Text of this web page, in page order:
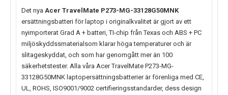
Det nya Acer TravelMate P273-MG-33128G50MNK
ersättningsbatteri för laptop i originalkvalitet är gjort av ett
nyimporterat Grad A + batteri, TI-chip från Texas och ABS + PC
miljöskyddssmaterialsom klarar höga temperaturer och är
slitageskyddat, och som har genomgått mer än 100
säkerhetstester. Alla våra Acer TravelMate P273-MG-
33128G50MNK laptopersättningsbatterier är förenliga med CE,
UL, ROHS, ISO9001/9002 certifieringsstandarder, dess design